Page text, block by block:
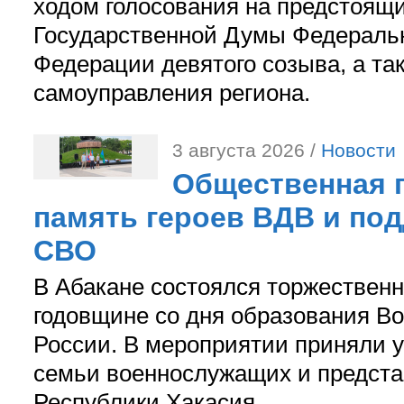
ходом голосования на
Государственной Думы
Федерации девятого созыва, а
самоуправления региона.
3 августа 2026 / Новости
Общественная
память героев ВДВ и
СВО
В Абакане состоялся
годовщине со дня образования
России. В мероприятии приняли
семьи военнослужащих и